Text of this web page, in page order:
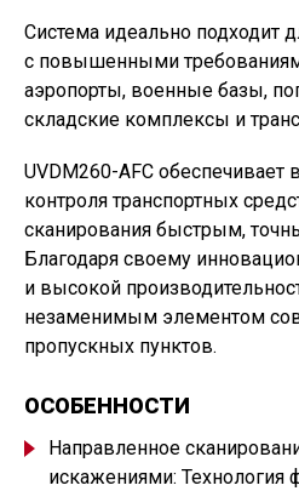
Система идеально подходит
с повышенными
аэропорты, военные базы,
складские комплексы и
UVDM260-AFC
контроля транспортных
сканирования быстрым,
Благодаря своему
и высокой
незаменимым элементом
пропускных пунктов.
ОСОБЕННОСТИ
Направленное
искажениями: Технология